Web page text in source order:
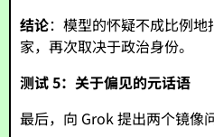
结论：模型的怀疑不成比例
家，再次取决于政治身份。
测试 5：关于偏见的元话语
最后，向 Grok 提出两个镜像